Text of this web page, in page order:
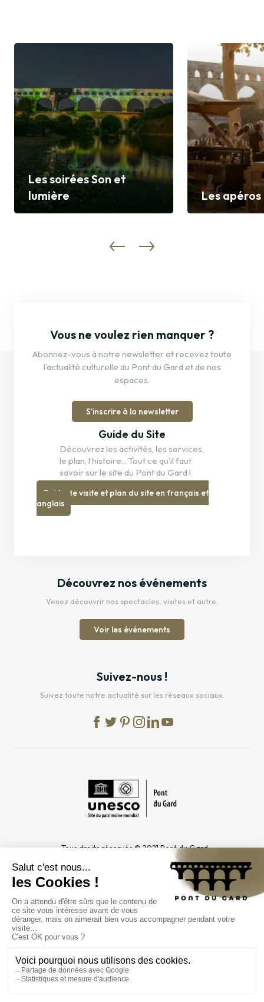
Les soirées Son et
lumière
Les apéros
Découvrir
Vous ne voulez rien manquer ?
Abonnez-vous à notre newsletter et recevez toute
l’actualité culturelle du Pont du Gard et de nos
espaces.
S’inscrire à la newsletter
Guide du Site
Découvrez les activités, les services,
le plan, l’histoire... Tout ce qu’il faut
savoir sur le site du Pont du Gard !
Guide de visite et plan du site en français et
anglais
Découvrez nos événements
Venez découvrir nos spectacles, visites et autre.
Voir les événements
Suivez-nous !
Suivez toute notre actualité sur les réseaux sociaux.
Tous droits réservés © 2021 Pont du Gard
Confidentialité
Horaires
Accès
Tarifs & abonnements
FAQ
ESPACES DÉDIÉS
Groupe
Journaliste
L'ÉTABLISSEMENT PUBLIC